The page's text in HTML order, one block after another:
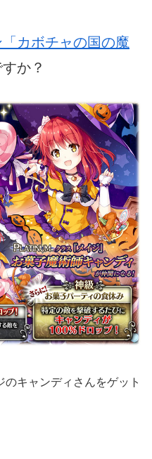
カボチャの国の魔
か？
キャンディさんをゲット